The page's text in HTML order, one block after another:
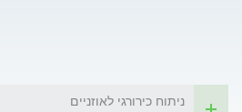
ניתוח כירורגי לאוזניים